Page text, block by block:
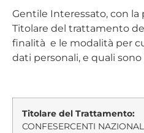
Gentile Interessato, con la
Titolare del trattamento
finalità e le modalità per
dati personali, e quali
Titolare del Trattamento:
CONFESERCENTI